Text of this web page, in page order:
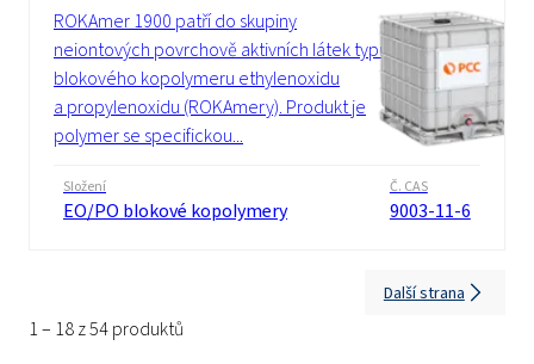
ROKAmer 1900 patří do skupiny
neiontových povrchově aktivních látek typu
blokového kopolymeru ethylenoxidu
a propylenoxidu (ROKAmery). Produkt je
polymer se specifickou...
Složení
EO/PO blokové kopolymery
Č. CAS
9003-11-6
1 – 18 z 54 produktů
Další strana